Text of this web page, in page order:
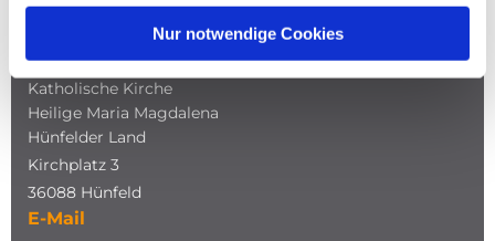
Nur notwendige Cookies
ADRESSE
Katholische Kirche
Heilige Maria Magdalena
Hünfelder Land
Kirchplatz 3
36088 Hünfeld
E-Mail